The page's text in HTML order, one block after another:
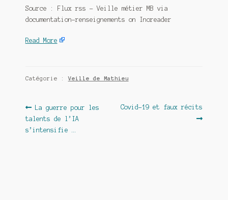
Source : Flux rss – Veille métier MB via
documentation-renseignements on Inoreader
Read More
Catégorie :Veille de Mathieu
Navigation
de
Article
précédent :
La guerre pour les
talents de l’IA
s’intensifie …
Article
Covid-19 et faux récits